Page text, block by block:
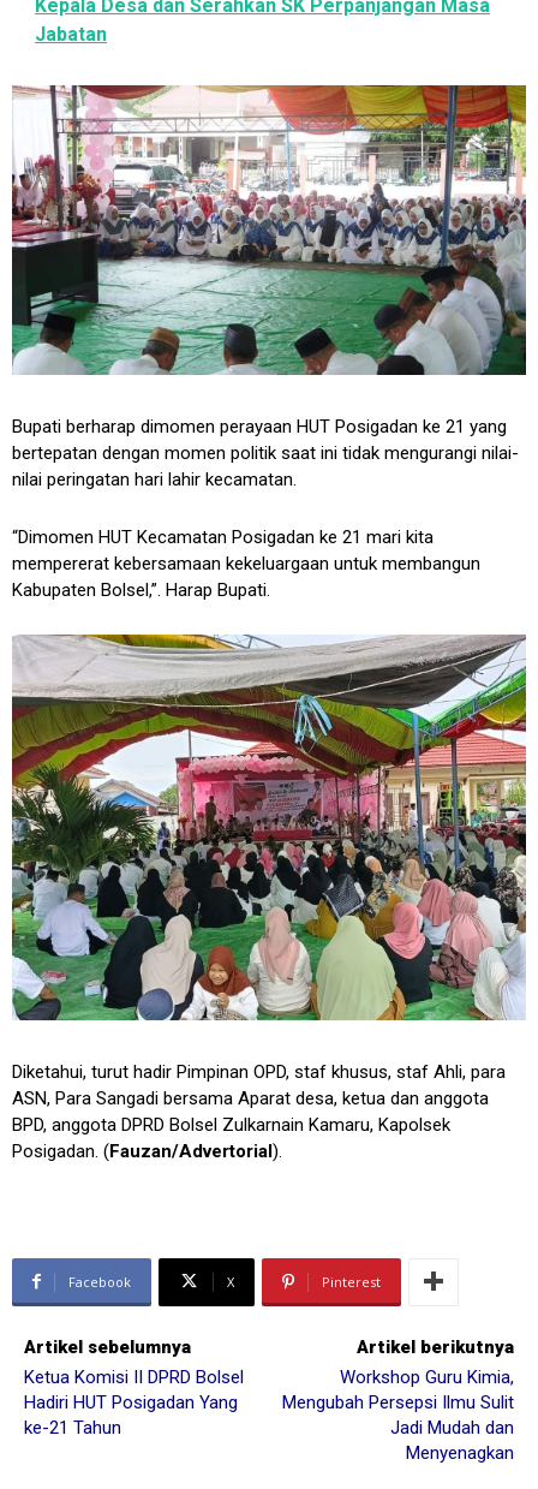
Kepala Desa dan Serahkan SK Perpanjangan Masa
Jabatan
Bupati berharap dimomen perayaan HUT Posigadan ke 21 yang
bertepatan dengan momen politik saat ini tidak mengurangi nilai-
nilai peringatan hari lahir kecamatan.
“Dimomen HUT Kecamatan Posigadan ke 21 mari kita
mempererat kebersamaan kekeluargaan untuk membangun
Kabupaten Bolsel,”. Harap Bupati.
Diketahui, turut hadir Pimpinan OPD, staf khusus, staf Ahli, para
ASN, Para Sangadi bersama Aparat desa, ketua dan anggota
BPD, anggota DPRD Bolsel Zulkarnain Kamaru, Kapolsek
Posigadan. (Fauzan/Advertorial).
Facebook X Pinterest
Artikel sebelumnya
Ketua Komisi II DPRD Bolsel
Hadiri HUT Posigadan Yang
ke-21 Tahun
Artikel berikutnya
Workshop Guru Kimia,
Mengubah Persepsi Ilmu Sulit
Jadi Mudah dan
Menyenagkan